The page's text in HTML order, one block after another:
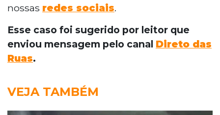
nossas redes sociais.
Esse caso foi sugerido por leitor que
enviou mensagem pelo canal Direto das
Ruas.
VEJA TAMBÉM